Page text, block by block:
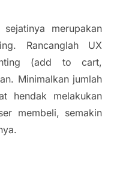
sejatinya merupakan
Rancanglah UX
(add to cart,
Minimalkan jumlah
hendak melakukan
membeli, semakin